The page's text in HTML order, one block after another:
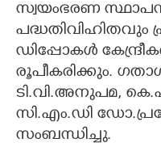
സ്വയംഭരണ
പദ്ധതിവിഹിതവും
ഡിപ്പോകൾ
രൂപീകരിക്കും.
ടി.വി.അനുപമ,
സി.എം.ഡി
സംബന്ധിച്ചു.